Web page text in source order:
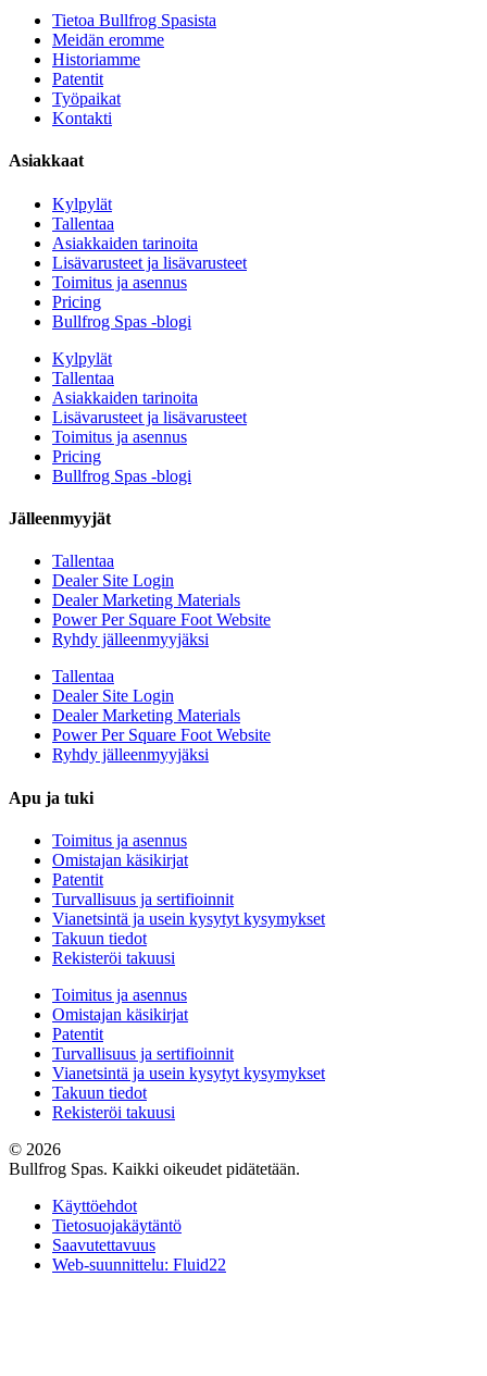
Tietoa Bullfrog Spasista
Meidän eromme
Historiamme
Patentit
Työpaikat
Kontakti
Asiakkaat
Kylpylät
Tallentaa
Asiakkaiden tarinoita
Lisävarusteet ja lisävarusteet
Toimitus ja asennus
Pricing
Bullfrog Spas -blogi
Kylpylät
Tallentaa
Asiakkaiden tarinoita
Lisävarusteet ja lisävarusteet
Toimitus ja asennus
Pricing
Bullfrog Spas -blogi
Jälleenmyyjät
Tallentaa
Dealer Site Login
Dealer Marketing Materials
Power Per Square Foot Website
Ryhdy jälleenmyyjäksi
Tallentaa
Dealer Site Login
Dealer Marketing Materials
Power Per Square Foot Website
Ryhdy jälleenmyyjäksi
Apu ja tuki
Toimitus ja asennus
Omistajan käsikirjat
Patentit
Turvallisuus ja sertifioinnit
Vianetsintä ja usein kysytyt kysymykset
Takuun tiedot
Rekisteröi takuusi
Toimitus ja asennus
Omistajan käsikirjat
Patentit
Turvallisuus ja sertifioinnit
Vianetsintä ja usein kysytyt kysymykset
Takuun tiedot
Rekisteröi takuusi
© 2026
Bullfrog Spas. Kaikki oikeudet pidätetään.
Käyttöehdot
Tietosuojakäytäntö
Saavutettavuus
Web-suunnittelu: Fluid22